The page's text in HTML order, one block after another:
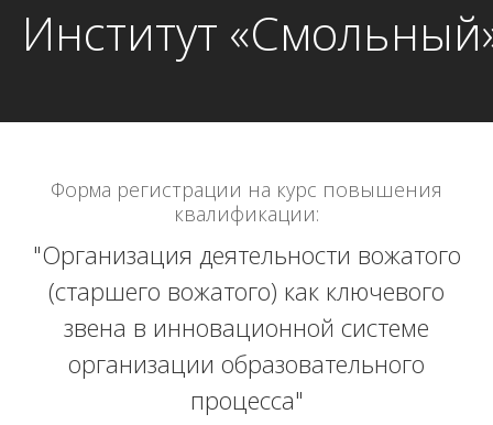
Институт
Форма регистрации на курс повышения
квалификации:
"Организация деятельности вожатого
(старшего вожатого) как ключевого
звена в инновационной системе
организации образовательного
процесса"